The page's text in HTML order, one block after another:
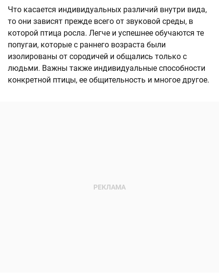
Что касается индивидуальных различий внутри вида,
то они зависят прежде всего от звуковой среды, в
которой птица росла. Легче и успешнее обучаются те
попугаи, которые с раннего возраста были
изолированы от сородичей и общались только с
людьми. Важны также индивидуальные способности
конкретной птицы, ее общительность и многое другое.